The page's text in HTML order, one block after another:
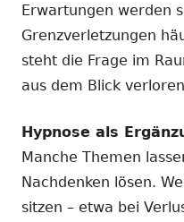
Erwartungen werden
Grenzverletzungen
steht die Frage im
aus dem Blick
Hypnose als
Manche Themen
Nachdenken lösen.
sitzen – etwa bei